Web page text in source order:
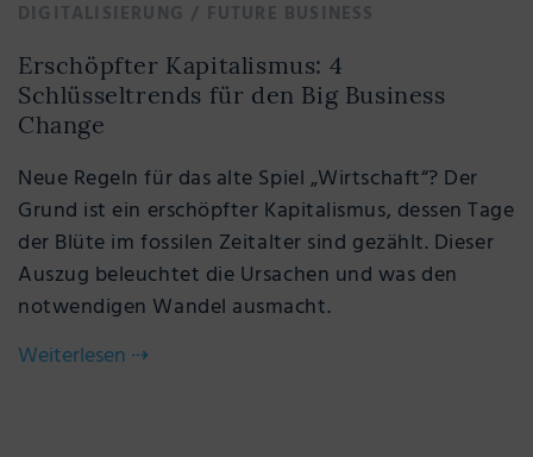
DIGITALISIERUNG / FUTURE BUSINESS
Erschöpfter Kapitalismus: 4
Schlüsseltrends für den Big Business
Change
Neue Regeln für das alte Spiel „Wirtschaft“? Der
Grund ist ein erschöpfter Kapitalismus, dessen Tage
der Blüte im fossilen Zeitalter sind gezählt. Dieser
Auszug beleuchtet die Ursachen und was den
notwendigen Wandel ausmacht.
Weiterlesen ⇢